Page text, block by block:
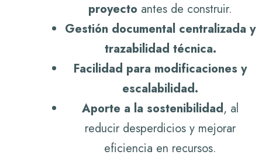
proyecto antes de construir.
Gestión documental centralizada y
trazabilidad técnica.
Facilidad para modificaciones y
escalabilidad.
Aporte a la sostenibilidad, al
reducir desperdicios y mejorar
eficiencia en recursos.